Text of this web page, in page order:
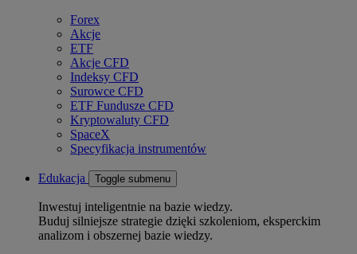
Forex
Akcje
ETF
Akcje CFD
Indeksy CFD
Surowce CFD
ETF Fundusze CFD
Kryptowaluty CFD
SpaceX
Specyfikacja instrumentów
Edukacja Toggle submenu
Inwestuj inteligentnie na bazie wiedzy.
Buduj silniejsze strategie dzięki szkoleniom, eksperckim
analizom i obszernej bazie wiedzy.